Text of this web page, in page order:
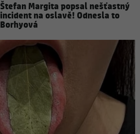
Štefan Margita popsal nešťastný
incident na oslavě! Odnesla to
Borhyová